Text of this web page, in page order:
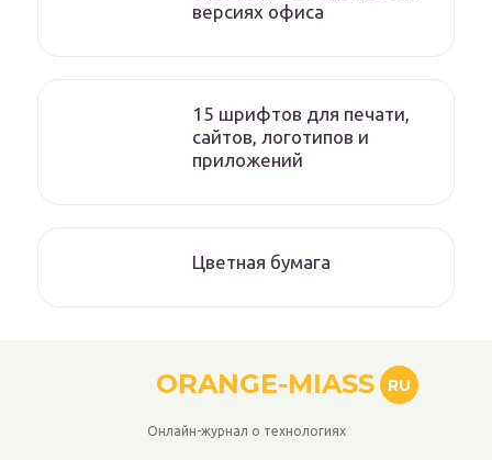
версиях офиса
15 шрифтов для печати,
сайтов, логотипов и
приложений
Цветная бумага
ORANGE-MIASS RU
Онлайн-журнал о технологиях